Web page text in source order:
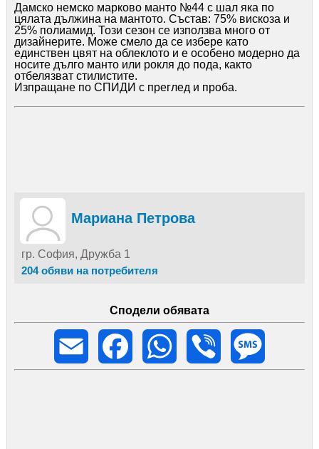
Дамско немско марково манто №44 с шал яка по
цялата дължина на мантото. Състав: 75% вискоза и
25% полиамид. Този сезон се използва много от
дизайнерите. Може смело да се избере като
единствен цвят на облеклото и е особено модерно да
носите дълго манто или рокля до пода, както
отбелязват стилистите.
Изпращане по СПИДИ с преглед и проба.
Мариана Петрова
гр. София, Дружба 1
204 обяви на потребителя
Сподели обявата
Email
Facebook WhatsApp Viber